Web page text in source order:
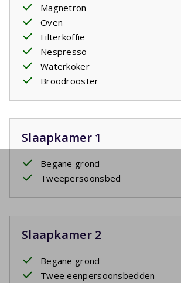
Magnetron
Oven
Filterkoffie
Nespresso
Waterkoker
Broodrooster
Slaapkamer 1
Begane grond
Tweepersoonsbed
Slaapkamer 2
Begane grond
Twee eenpersoonsbedden